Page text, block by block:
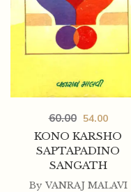
KONO KARSHO
SAPTAPADINO
SANGATH
60.00 54.00
By VANRAJ MALAVI